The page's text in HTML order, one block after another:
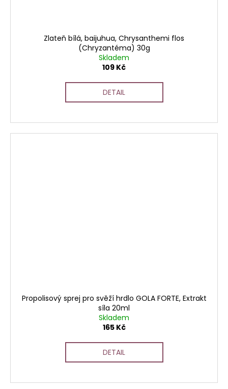
Zlateň bílá, baijuhua, Chrysanthemi flos
(Chryzantéma) 30g
Skladem
109 Kč
DETAIL
Propolisový sprej pro svěží hrdlo GOLA FORTE, Extrakt
síla 20ml
Skladem
165 Kč
DETAIL